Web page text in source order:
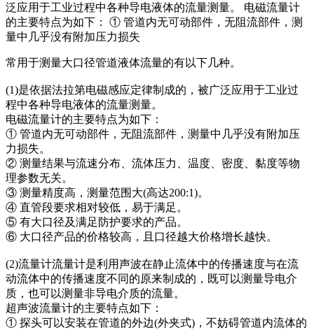
泛应用于工业过程中各种导电液体的流量测量。 电磁流量计
的主要特点为如下： ① 管道内无可动部件，无阻流部件，测
量中几乎没有附加压力损失
常用于测量大口径管道液体流量的有以下几种。
(1)是依据法拉第电磁感应定律制成的，被广泛应用于工业过
程中各种导电液体的流量测量。
电磁流量计的主要特点为如下：
① 管道内无可动部件，无阻流部件，测量中几乎没有附加压
力损失。
② 测量结果与流速分布、流体压力、温度、密度、黏度等物
理参数无关。
③ 测量精度高，测量范围大(高达200:1)。
④ 直管段要求相对较低，易于满足。
⑤ 有大口径及满足防护要求的产品。
⑥ 大口径产品的价格较高，且口径越大价格增长越快。
(2)流量计流量计是利用声波在静止流体中的传播速度与在流
动流体中的传播速度不同的原来制成的，既可以测量导电介
质，也可以测量非导电介质的流量。
超声波流量计的主要特点如下：
① 探头可以安装在管道的外边(外夹式)，不妨碍管道内流体的